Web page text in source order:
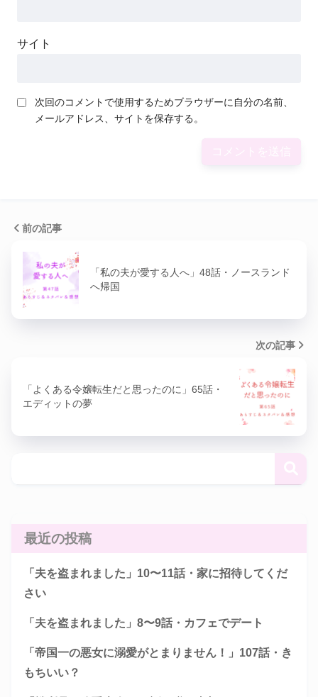
サイト
次回のコメントで使用するためブラウザーに自分の名前、
メールアドレス、サイトを保存する。
前の記事
「私の夫が愛する人へ」48話・ノースランド
へ帰国
次の記事
「よくある令嬢転生だと思ったのに」65話・
エディットの夢
最近の投稿
「夫を盗まれました」10〜11話・家に招待してくだ
さい
「夫を盗まれました」8〜9話・カフェでデート
「帝国一の悪女に溺愛がとまりません！」107話・き
もちいい？